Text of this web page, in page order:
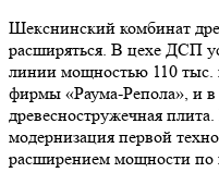
Шекснинский комбинат
расширяться. В цехе ДСП
линии мощностью 110 тыс.
фирмы «Раума-Репола», и
древесностружечная
модернизация первой
расширением мощности по